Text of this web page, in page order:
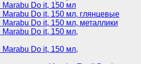
Marabu Do it, 150 мл
Marabu Do it, 150 мл, глянцевые
Marabu Do it, 150 мл, металлики
Marabu Do it, 150 мл,
Marabu Do it, 150 мл,